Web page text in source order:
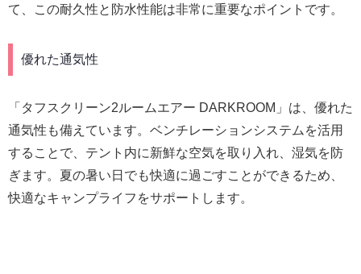
て、この耐久性と防水性能は非常に重要なポイントです。
優れた通気性
「タフスクリーン2ルームエアー DARKROOM」は、優れた
通気性も備えています。ベンチレーションシステムを活用
することで、テント内に新鮮な空気を取り入れ、湿気を防
ぎます。夏の暑い日でも快適に過ごすことができるため、
快適なキャンプライフをサポートします。